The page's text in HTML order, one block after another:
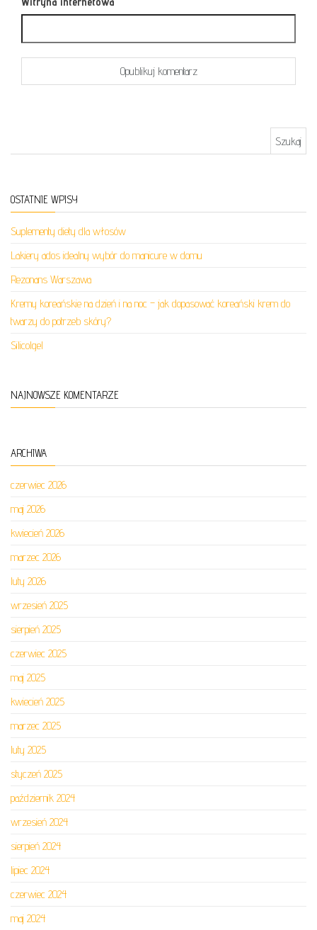
OSTATNIE WPISY
Suplementy diety dla włosów
Lakiery ados idealny wybór do manicure w domu
Rezonans Warszawa
Kremy koreańskie na dzień i na noc – jak dopasować koreański krem do
twarzy do potrzeb skóry?
Silicolgel
NAJNOWSZE KOMENTARZE
ARCHIWA
czerwiec 2026
maj 2026
kwiecień 2026
marzec 2026
luty 2026
wrzesień 2025
sierpień 2025
czerwiec 2025
maj 2025
kwiecień 2025
marzec 2025
luty 2025
styczeń 2025
październik 2024
wrzesień 2024
sierpień 2024
lipiec 2024
czerwiec 2024
maj 2024